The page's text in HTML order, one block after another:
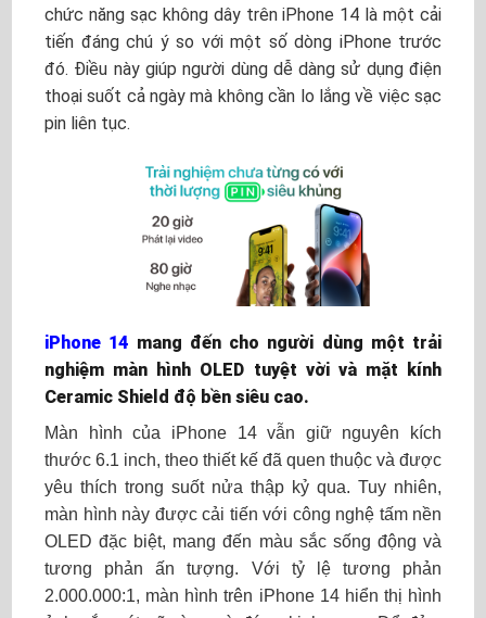
chức năng sạc không dây trên iPhone 14 là một cải
tiến đáng chú ý so với một số dòng iPhone trước
đó. Điều này giúp người dùng dễ dàng sử dụng điện
thoại suốt cả ngày mà không cần lo lắng về việc sạc
pin liên tục.
iPhone 14 mang đến cho người dùng một trải
nghiệm màn hình OLED tuyệt vời và mặt kính
Ceramic Shield độ bền siêu cao.
Màn hình của iPhone 14 vẫn giữ nguyên kích
thước 6.1 inch, theo thiết kế đã quen thuộc và được
yêu thích trong suốt nửa thập kỷ qua. Tuy nhiên,
màn hình này được cải tiến với công nghệ tấm nền
OLED đặc biệt, mang đến màu sắc sống động và
tương phản ấn tượng. Với tỷ lệ tương phản
2.000.000:1, màn hình trên iPhone 14 hiển thị hình